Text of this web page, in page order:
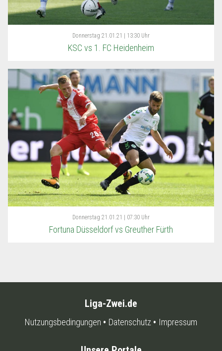
Donnerstag 21.01.21 | 13:30 Uhr
KSC vs 1. FC Heidenheim
Donnerstag 21.01.21 | 07:30 Uhr
Fortuna Düsseldorf vs Greuther Fürth
Liga-Zwei.de
Nutzungsbedingungen Datenschutz Impressum